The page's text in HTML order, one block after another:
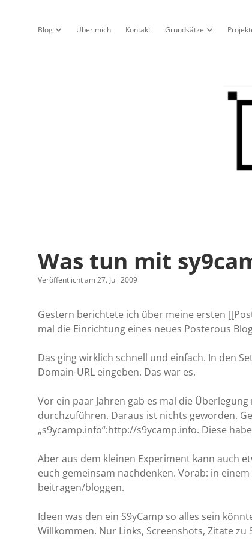
Blog Dropdown-Menü öffnen
Über mich Kontakt Grundsätze Dropdown-
Was tun mit
Veröffentlicht am 27. Juli 2009
Gestern berichtete ich über meine ersten
mal die Einrichtung eines neues Posterous
Das ging wirklich schnell und einfach. In den
Domain-URL eingeben. Das war es.
Vor ein paar Jahren gab es mal die
durchzuführen. Daraus ist nichts geworden.
„s9ycamp.info“:http://s9ycamp.info. Diese
Aber aus dem kleinen Experiment kann auch
euch gemeinsam nachdenken. Vorab: in
beitragen/bloggen.
Ideen was den ein S9yCamp so alles sein
Willkommen. Nur Links, Screenshots, Zitate